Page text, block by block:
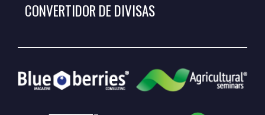
CONVERTIDOR DE DIVISAS